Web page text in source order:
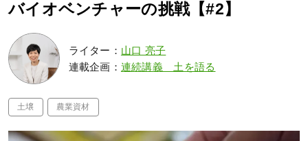
バイオベンチャーの挑戦【#2】
ライター： 山口 亮子
連載企画： 連続講義 土を語る
土壌 農業資材